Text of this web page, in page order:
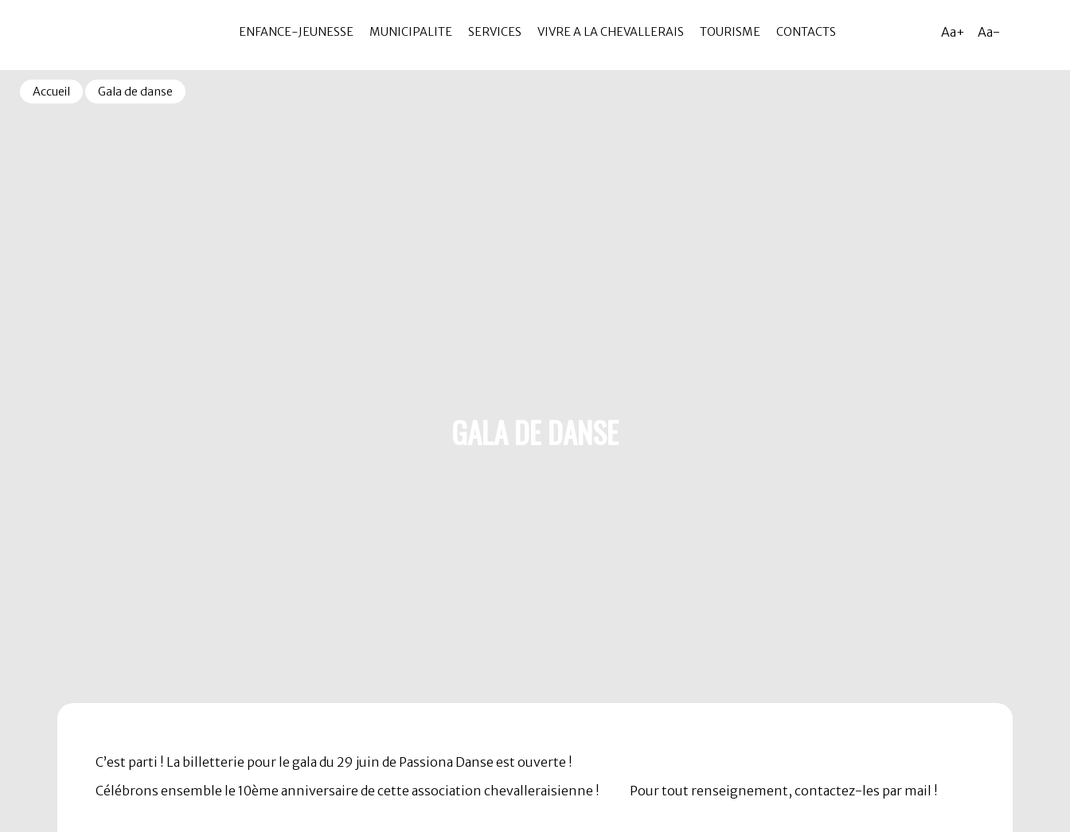
ENFANCE-JEUNESSE MUNICIPALITE SERVICES VIVRE A LA CHEVALLERAIS TOURISME CONTACTS Aa+ Aa-
Accueil Gala de danse
GALA DE DANSE
C’est parti ! La billetterie pour le gala du 29 juin de Passiona Danse est ouverte !
Célébrons ensemble le 10ème anniversaire de cette association chevalleraisienne !
Pour tout renseignement, contactez-les par mail !